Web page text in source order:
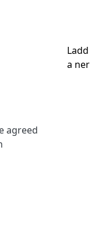
agreed
Ladd
a ner